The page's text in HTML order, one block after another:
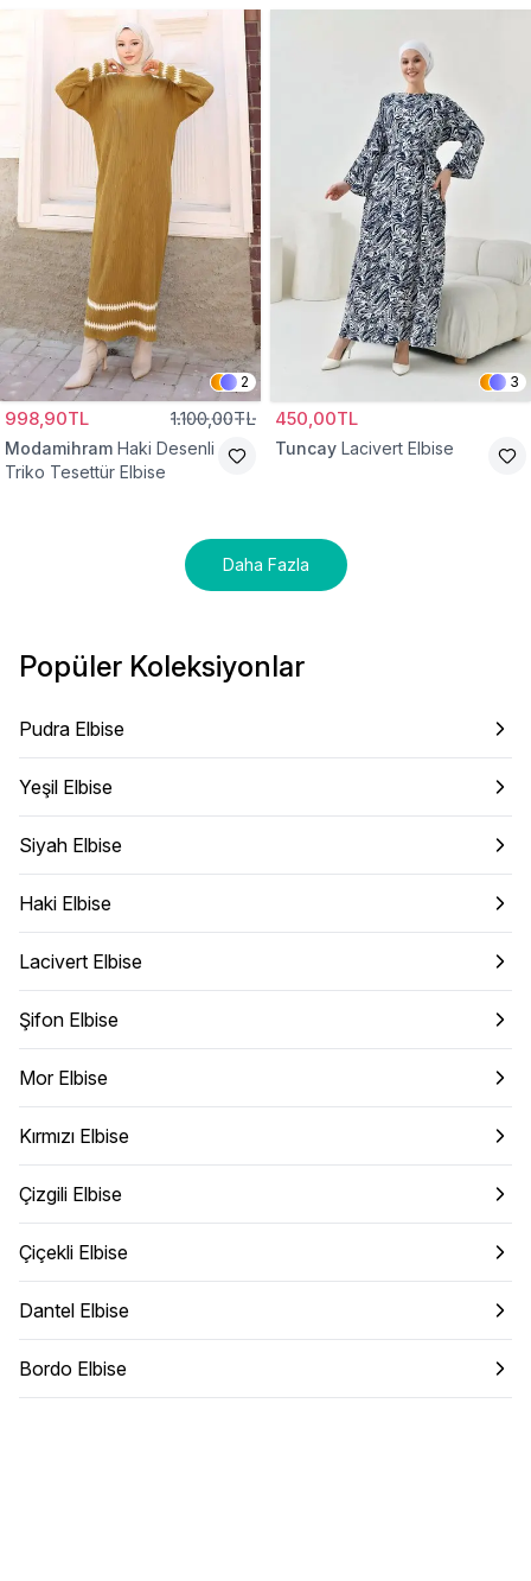
2
998,90TL 1.100,00TL
Modamihram Haki Desenli
Triko Tesettür Elbise
3
450,00TL
Tuncay Lacivert Elbise
Daha Fazla
Popüler Koleksiyonlar
Pudra Elbise
Yeşil Elbise
Siyah Elbise
Haki Elbise
Lacivert Elbise
Şifon Elbise
Mor Elbise
Kırmızı Elbise
Çizgili Elbise
Çiçekli Elbise
Dantel Elbise
Bordo Elbise